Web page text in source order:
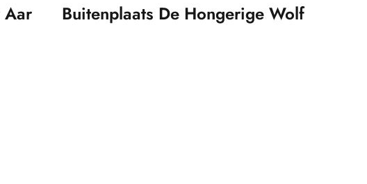
Aar Buitenplaats De Hongerige Wolf